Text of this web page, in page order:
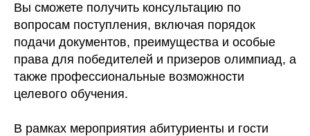
Вы сможете получить консультацию по
вопросам поступления, включая порядок
подачи документов, преимущества и особые
права для победителей и призеров олимпиад, а
также профессиональные возможности
целевого обучения.
В рамках мероприятия абитуриенты и гости